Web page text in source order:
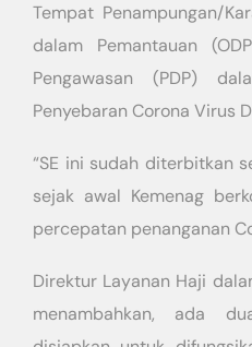
Tempat Penampungan/
dalam Pemantauan
Pengawasan (PDP)
Penyebaran Corona Virus
“SE ini sudah diterbitkan
sejak awal Kemenag
percepatan penanganan
Direktur Layanan Haji
menambahkan, ada